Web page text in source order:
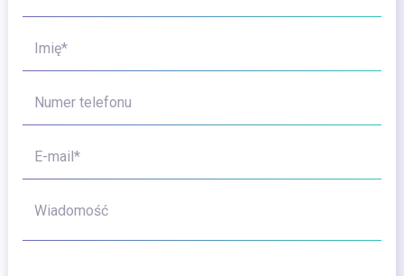
Imię*
Numer telefonu
E-mail*
Wiadomość